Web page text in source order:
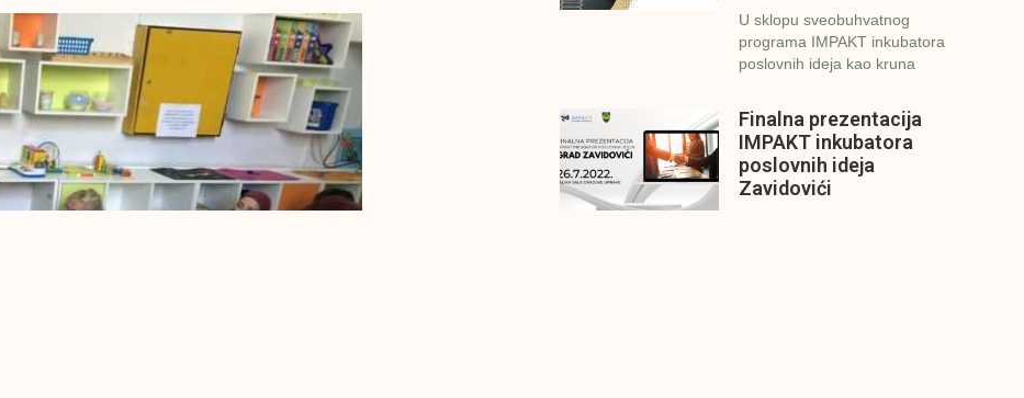
U sklopu sveobuhvatnog
programa IMPAKT inkubatora
poslovnih ideja kao kruna
Finalna prezentacija
IMPAKT inkubatora
poslovnih ideja
Zavidovići